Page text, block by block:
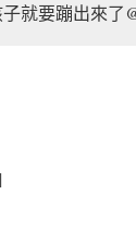
就要蹦出來了